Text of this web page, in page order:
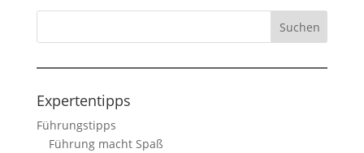
Expertentipps
Führungstipps
Führung macht Spaß